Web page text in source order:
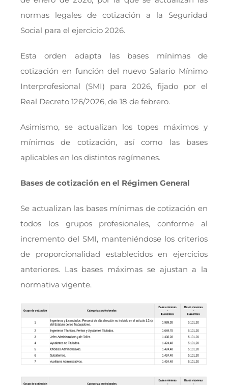
normas legales de cotización a la Seguridad
Social para el ejercicio 2026.
Esta orden adapta las bases mínimas de
cotización en función del nuevo Salario Mínimo
Interprofesional (SMI) para 2026, fijado por el
Real Decreto 126/2026, de 18 de febrero.
Asimismo, se actualizan los topes máximos y
mínimos de cotización, así como las bases
aplicables en los distintos regímenes.
Bases de cotización en el Régimen General
Se actualizan las bases mínimas de cotización en
todos los grupos profesionales, conforme al
incremento del SMI, manteniéndose los criterios
de proporcionalidad establecidos en ejercicios
anteriores. Las bases máximas se ajustan a la
normativa vigente.